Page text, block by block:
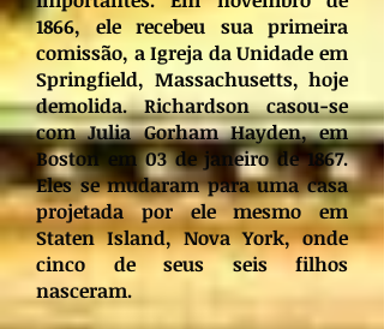
1866, ele recebeu sua primeira
comissão, a Igreja da Unidade em
Springfield, Massachusetts, hoje
demolida. Richardson casou-se
com Julia Gorham Hayden, em
Boston em 03 de janeiro de 1867.
Eles se mudaram para uma casa
projetada por ele mesmo em
Staten Island, Nova York, onde
cinco de seus seis filhos
nasceram.